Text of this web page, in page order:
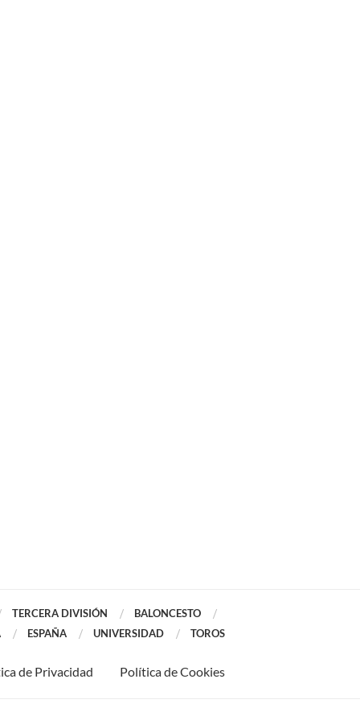
TERCERA DIVISIÓN
BALONCESTO
ESPAÑA UNIVERSIDAD TOROS
de Privacidad Política de Cookies